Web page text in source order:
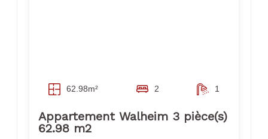
62.98m² 2 1
Appartement Walheim 3 pièce(s)
62.98 m2